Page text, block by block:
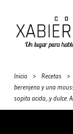
Inicio > Recetas >
berenjena y una
sopita acida,..y dulce.